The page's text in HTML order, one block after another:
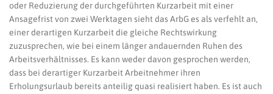
oder Reduzierung der durchgeführten Kurzarbeit mit einer
Ansagefrist von zwei Werktagen sieht das ArbG es als verfehlt an,
einer derartigen Kurzarbeit die gleiche Rechtswirkung
zuzusprechen, wie bei einem länger andauernden Ruhen des
Arbeitsverhältnisses. Es kann weder davon gesprochen werden,
dass bei derartiger Kurzarbeit Arbeitnehmer ihren
Erholungsurlaub bereits anteilig quasi realisiert haben. Es ist auch